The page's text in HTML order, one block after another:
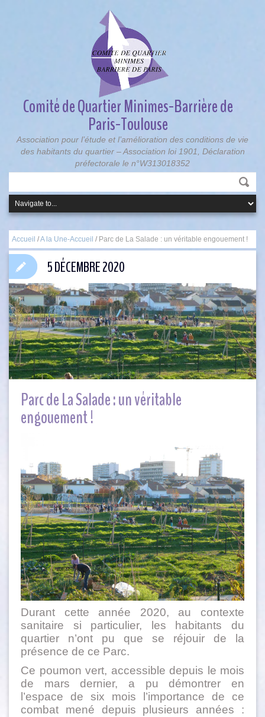
Comité de Quartier Minimes-Barrière de
Paris-Toulouse
Association pour l’étude et l’amélioration des conditions de vie
des habitants du quartier – Association loi 1901, Déclaration
préfectorale le n°W313018352
Accueil /A la Une-Accueil / Parc de La Salade : un véritable engouement !
Parc de La Salade : un véritable
engouement !
Durant cette année 2020, au contexte
sanitaire si particulier, les habitants du
quartier n’ont pu que se réjouir de la
présence de ce Parc.
Ce poumon vert, accessible depuis le mois
de mars dernier, a pu démontrer en
l’espace de six mois l’importance de ce
combat mené depuis plusieurs années :
5 DÉCEMBRE 2020